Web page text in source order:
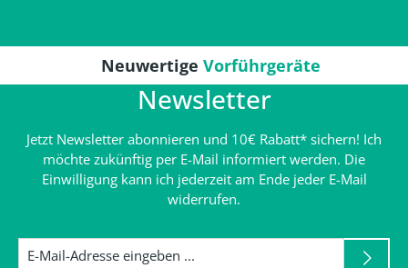
Neuwertige Vorführgeräte
Newsletter
Jetzt Newsletter abonnieren und 10€ Rabatt* sichern! Ich
möchte zukünftig per E-Mail informiert werden. Die
Einwilligung kann ich jederzeit am Ende jeder E-Mail
widerrufen.